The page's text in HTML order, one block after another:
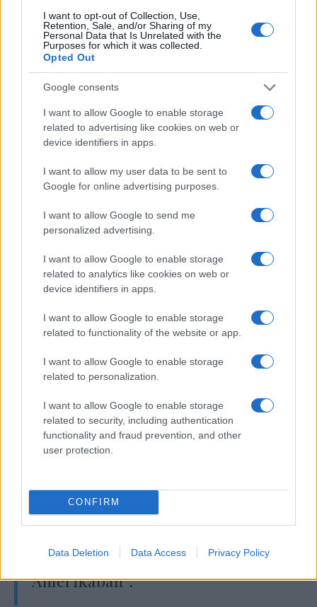
I want to opt-out of Collection, Use,
Retention, Sale, and/or Sharing of my
Personal Data that Is Unrelated with the
Purposes for which it was collected.
Opted Out
Google consents
I want to allow Google to enable storage
related to advertising like cookies on web or
device identifiers in apps.
I want to allow my user data to be sent to
Google for online advertising purposes.
I want to allow Google to send me
personalized advertising.
I want to allow Google to enable storage
related to analytics like cookies on web or
device identifiers in apps.
I want to allow Google to enable storage
related to functionality of the website or app.
I want to allow Google to enable storage
related to personalization.
I want to allow Google to enable storage
related to security, including authentication
functionality and fraud prevention, and other
user protection.
CONFIRM
Data Deletion Data Access Privacy Policy
értékeit”
– írta Lauder.
Harmadszor, Biden utasítsa az oktatási és
az igazságügyi minisztériumot, hogy
vizsgálják ki az egyetemi antiszemitizmust. A
2019-es végrehajtási rendelet értelmében,
amely az antiszemitizmust a VI. cikkely
hatálya alá helyezte, a főiskolák és
egyetemek elvileg elveszítik a szövetségi
finanszírozást, ha megengedik a zsidókkal
szembeni diszkriminációt.
„Ez nem csak demokrata vagy
republikánus kérdés”
– írta Lauder.
„Nem csak a baloldalról vagy a
a nem zsidók részéről érkező
probléma. … Nem fogok
gyűlölettel szembesülnek
Amerikában”.